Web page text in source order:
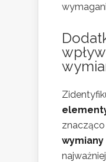
wymiany